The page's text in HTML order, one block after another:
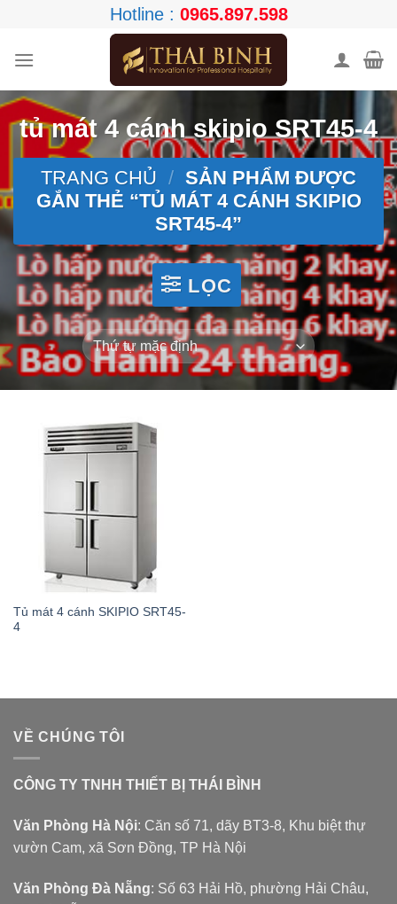
content
Hotline : 0965.897.598
tủ mát 4 cánh skipio SRT45-4
TRANG CHỦ / SẢN PHẨM ĐƯỢC
GẮN THẺ “TỦ MÁT 4 CÁNH SKIPIO
SRT45-4”
LỌC
Tủ mát 4 cánh SKIPIO SRT45-
4
VỀ CHÚNG TÔI
CÔNG TY TNHH THIẾT BỊ THÁI BÌNH
Văn Phòng Hà Nội: Căn số 71, dãy BT3-8, Khu biệt thự
vườn Cam, xã Sơn Đồng, TP Hà Nội
Văn Phòng Đà Nẵng: Số 63 Hải Hồ, phường Hải Châu,